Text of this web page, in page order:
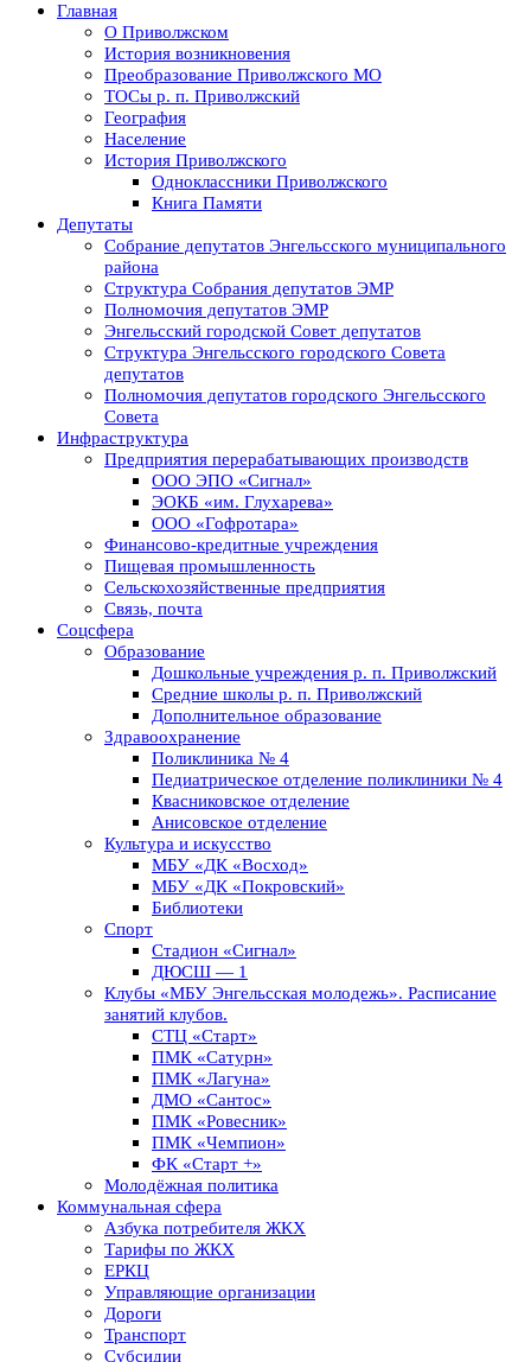
Главная
О Приволжском
История возникновения
Преобразование Приволжского МО
ТОСы р. п. Приволжский
География
Население
История Приволжского
Одноклассники Приволжского
Книга Памяти
Депутаты
Собрание депутатов Энгельсского муниципального
района
Структура Собрания депутатов ЭМР
Полномочия депутатов ЭМР
Энгельсский городской Совет депутатов
Структура Энгельсского городского Совета
депутатов
Полномочия депутатов городского Энгельсского
Совета
Инфраструктура
Предприятия перерабатывающих производств
ООО ЭПО «Сигнал»
ЭОКБ «им. Глухарева»
ООО «Гофротара»
Финансово-кредитные учреждения
Пищевая промышленность
Сельскохозяйственные предприятия
Связь, почта
Соцсфера
Образование
Дошкольные учреждения р. п. Приволжский
Средние школы р. п. Приволжский
Дополнительное образование
Здравоохранение
Поликлиника № 4
Педиатрическое отделение поликлиники № 4
Квасниковское отделение
Анисовское отделение
Культура и искусство
МБУ «ДК «Восход»
МБУ «ДК «Покровский»
Библиотеки
Спорт
Стадион «Сигнал»
ДЮСШ — 1
Клубы «МБУ Энгельсская молодежь». Расписание
занятий клубов.
СТЦ «Старт»
ПМК «Сатурн»
ПМК «Лагуна»
ДМО «Сантос»
ПМК «Ровесник»
ПМК «Чемпион»
ФК «Старт +»
Молодёжная политика
Коммунальная сфера
Азбука потребителя ЖКХ
Тарифы по ЖКХ
ЕРКЦ
Управляющие организации
Дороги
Транспорт
Субсидии